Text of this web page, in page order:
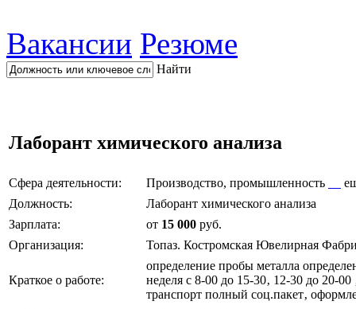
Вакансии Резюме
Найти
Лаборант химического анализа
Сфера деятельности: Производство, промышленность
Должность:
Лаборант химического анализа
Зарплата:
от 15 000 руб.
Организация:
Топаз. Костромская Ювелирная
Краткое о работе:
определение пробы металла
неделя с 8-00 до 15-30‚ 12-30 до 20-
транспорт полный соц.пакет‚